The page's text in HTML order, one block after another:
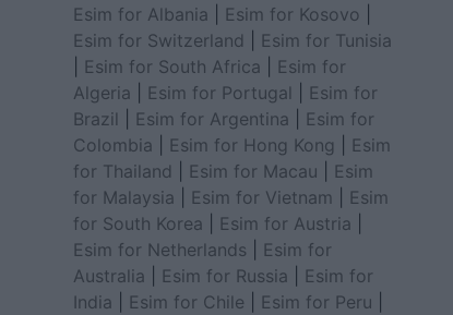
Esim for Albania
Esim for Kosovo
Esim for Switzerland
Esim for Tunisia
Esim for South Africa
Esim for
Algeria
Esim for Portugal
Esim for
Brazil
Esim for Argentina
Esim for
Colombia
Esim for Hong Kong
Esim
for Thailand
Esim for Macau
Esim
for Malaysia
Esim for Vietnam
Esim
for South Korea
Esim for Austria
Esim for Netherlands
Esim for
Australia
Esim for Russia
Esim for
India
Esim for Chile Esim for Peru